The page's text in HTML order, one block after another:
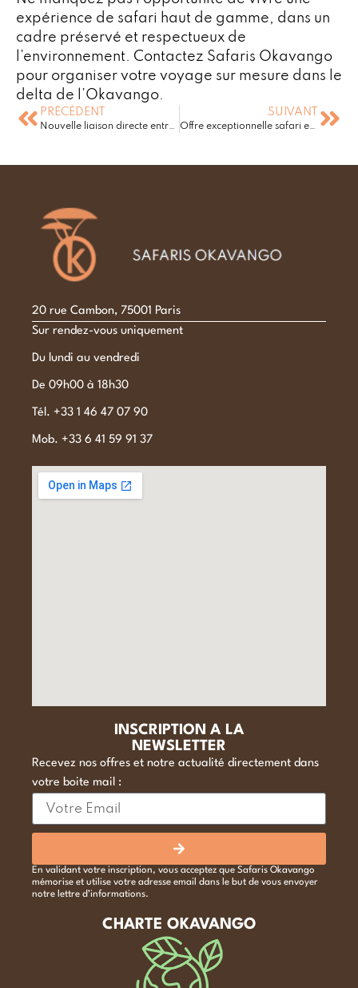
expérience de safari haut de gamme, dans un
cadre préservé et respectueux de
l’environnement. Contactez Safaris Okavango
pour organiser votre voyage sur mesure dans le
delta de l’Okavango.
PRÉCÉDENT
Nouvelle liaison directe entre Johannesburg et Zanzibar avec Airlink
SUIVANT
Offre exceptionnelle safari en Zambie & Malawi 2026 – Jusqu’à -35% avec Green Safaris
20 rue Cambon, 75001 Paris
Sur rendez-vous uniquement
Du lundi au vendredi
De 09h00 à 18h30
Tél. +33 1 46 47 07 90
Mob. +33 6 41 59 91 37
INSCRIPTION A LA
NEWSLETTER
Recevez nos offres et notre actualité directement dans
votre boite mail :
En validant votre inscription, vous acceptez que Safaris Okavango
mémorise et utilise votre adresse email dans le but de vous envoyer
notre lettre d’informations.
CHARTE OKAVANGO